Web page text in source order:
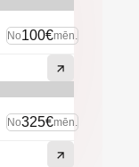
No100€mēn.
No325€mēn.